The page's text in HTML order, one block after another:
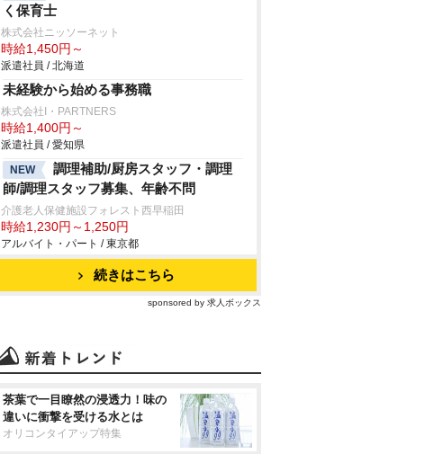
く保育士
株式会社ニッソーネット
時給1,450円～
派遣社員 / 北海道
未経験から始める事務職
株式会社I・PARTNERS
時給1,400円～
派遣社員 / 愛知県
NEW
調理補助/厨房スタッフ・調理
師/調理スタッフ募集、年齢不問
介護老人保健施設フォレスト西早稲田
時給1,230円～1,250円
アルバイト・パート / 東京都
続きはこちら
sponsored by 求人ボックス
茶葉で一目瞭然の浸透力！味の
違いに衝撃を受ける水とは
オリコンタイアップ特集